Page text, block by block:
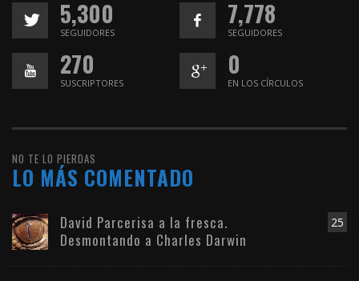
5,300
SEGUIDORES
7,778
SEGUIDORES
270
SUSCRIPTORES
0
EN LOS CÍRCULOS
NO TE LO PIERDAS
LO MÁS COMENTADO
25
David Parcerisa a la fresca.
Desmontando a Charles Darwin